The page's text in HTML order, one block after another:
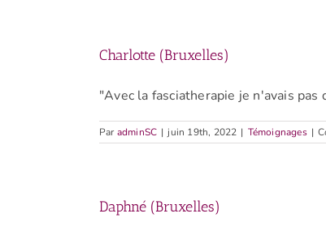
Charlotte (Bruxelles)
"Avec la fasciatherapie je n'avais
Par adminSC | juin 19th, 2022 | Témoignages |
Daphné (Bruxelles)